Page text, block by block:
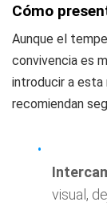
Cómo
Aunque el
convivencia es
introducir a esta
recomiendan
visual,